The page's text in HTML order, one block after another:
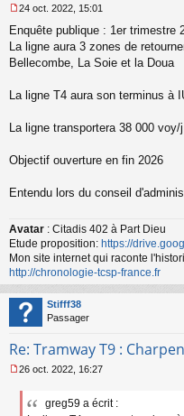
e
s
s
e
o
l
u
24 oct. 2022, 15:01
Enquête publique : 1er trimestre
La ligne aura 3 zones de
Bellecombe, La Soie et la Doua
La ligne T4 aura son terminus à
La ligne transportera 38 000 voy/j
Objectif ouverture en fin 2026
Entendu lors du conseil
Avatar : Citadis 402 à Part Dieu
Etude proposition: https://
Mon site internet qui raconte
http://chronologie-tcsp-france.fr
Stifff38
Passager
Re: Tramway T9 :
e
26 oct. 2022, 16:27
greg59 a écrit :